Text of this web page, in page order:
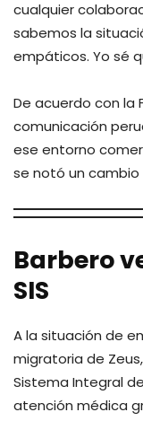
cualquier
sabemos la
empáticos. Yo sé
De acuerdo con la
comunicación
ese entorno
se notó un cambio
Barbero
SIS
A la situación de
migratoria de
Sistema Integral
atención médica